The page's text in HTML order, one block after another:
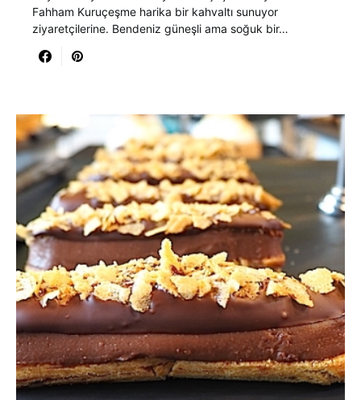
Fahham Kuruçeşme harika bir kahvaltı sunuyor
ziyaretçilerine. Bendeniz güneşli ama soğuk bir…